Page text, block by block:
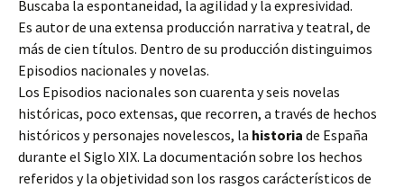
Buscaba la espontaneidad, la agilidad y la expresividad.
Es autor de una extensa producción narrativa y teatral, de
más de cien títulos. Dentro de su producción distinguimos
Episodios nacionales y novelas.
Los Episodios nacionales son cuarenta y seis novelas
históricas, poco extensas, que recorren, a través de hechos
históricos y personajes novelescos, la historia de España
durante el Siglo XIX. La documentación sobre los hechos
referidos y la objetividad son los rasgos carácterísticos de